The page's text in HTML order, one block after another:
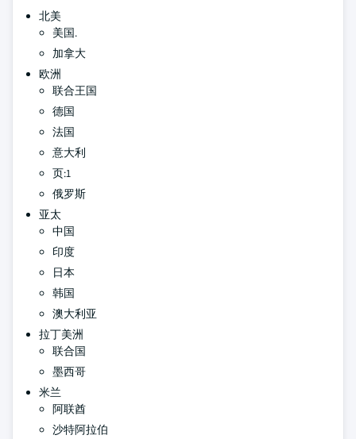
北美
美国.
加拿大
欧洲
联合王国
德国
法国
意大利
页:1
俄罗斯
亚太
中国
印度
日本
韩国
澳大利亚
拉丁美洲
联合国
墨西哥
米兰
阿联酋
沙特阿拉伯